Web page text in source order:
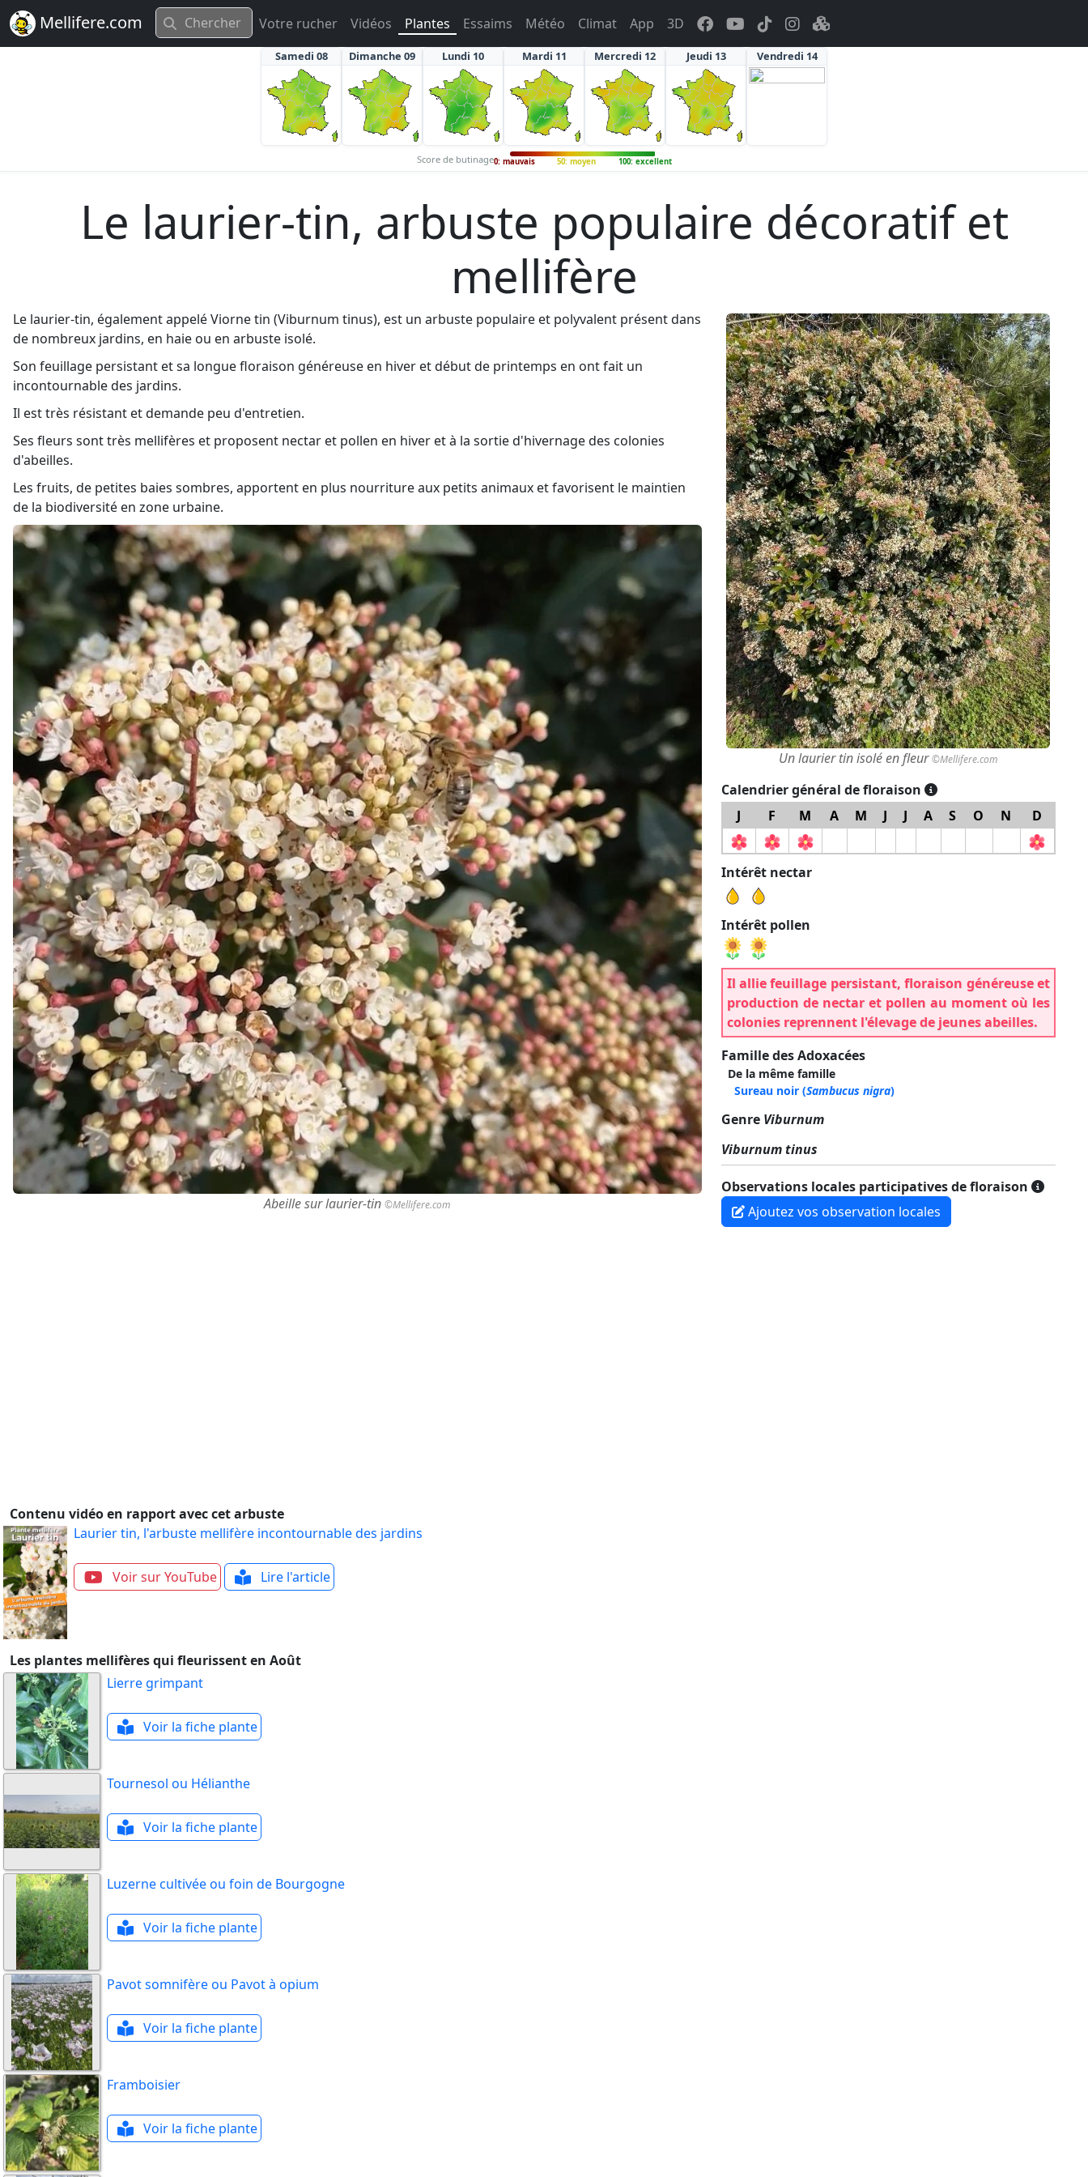
Mellifere.com Votre rucher Vidéos Plantes Essaims Météo Climat App 3D
Samedi 08 Dimanche 09 Lundi 10 Mardi 11 Mercredi 12 Jeudi 13 Vendredi 14
Score de butinage0: mauvais 50: moyen 100: excellent
Le laurier-tin, arbuste populaire décoratif et
mellifère
Le laurier-tin, également appelé Viorne tin (Viburnum tinus), est un arbuste populaire et polyvalent présent dans
de nombreux jardins, en haie ou en arbuste isolé.
Son feuillage persistant et sa longue floraison généreuse en hiver et début de printemps en ont fait un
incontournable des jardins.
Il est très résistant et demande peu d'entretien.
Ses fleurs sont très mellifères et proposent nectar et pollen en hiver et à la sortie d'hivernage des colonies
d'abeilles.
Les fruits, de petites baies sombres, apportent en plus nourriture aux petits animaux et favorisent le maintien
de la biodiversité en zone urbaine.
Abeille sur laurier-tin ©Mellifere.com
Un laurier tin isolé en fleur©Mellifere.com
Calendrier général de floraison
J
F M A M J J A S O N D
Intérêt nectar
Intérêt pollen
Il allie feuillage persistant, floraison généreuse et
production de nectar et pollen au moment où les
colonies reprennent l'élevage de jeunes abeilles.
Famille des Adoxacées
De la même famille
Sureau noir(Sambucus nigra)
Genre Viburnum
Viburnum tinus
Observations locales participatives de floraison
Ajoutez vos observation locales
Contenu vidéo en rapport avec cet arbuste
Laurier tin, l'arbuste mellifère incontournable des jardins
Voir sur YouTube Lire l'article
Les plantes mellifères qui fleurissent en Août
Lierre grimpant
Voir la fiche plante
Tournesol ou Hélianthe
Voir la fiche plante
Luzerne cultivée ou foin de Bourgogne
Voir la fiche plante
Pavot somnifère ou Pavot à opium
Voir la fiche plante
Framboisier
Voir la fiche plante